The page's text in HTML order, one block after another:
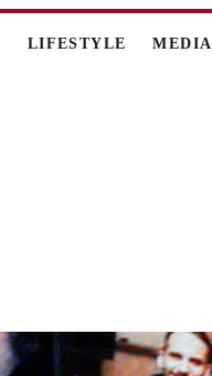
LIFESTYLE MEDIA